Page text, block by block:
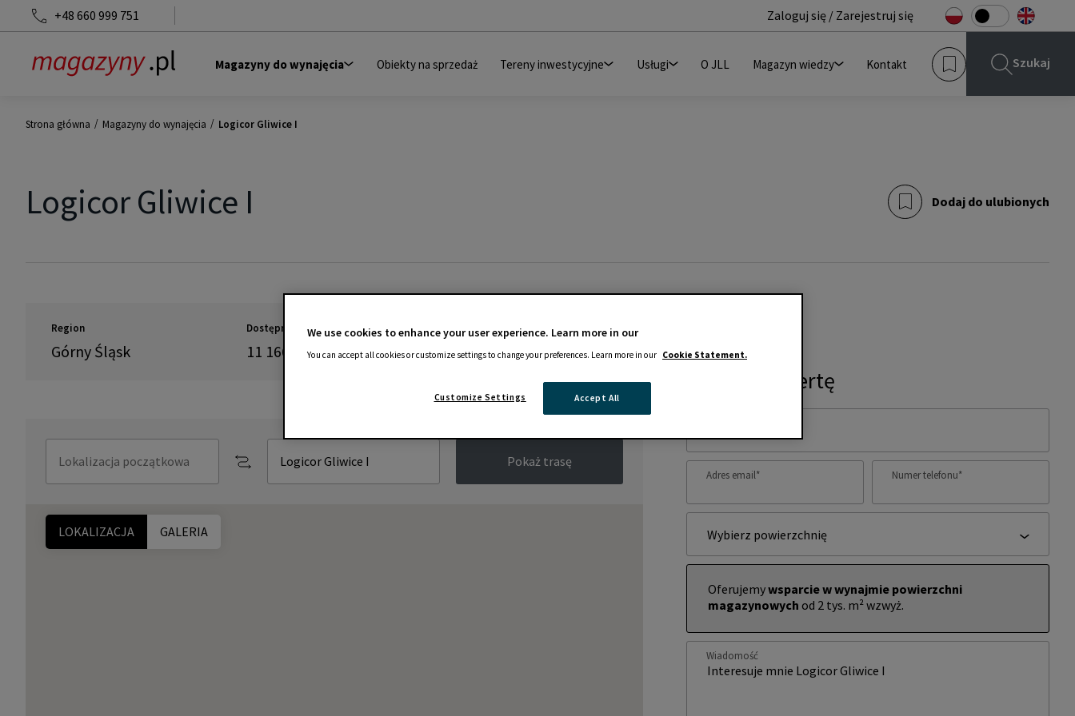
+48 660 999 751 Zaloguj się / Zarejestruj się
Magazyny do wynajęcia Obiekty na sprzedaż Tereny inwestycyjne Usługi O JLL Magazyn wiedzy Kontakt Szukaj
Strona główna / Magazyny do wynajęcia / Logicor Gliwice I
Logicor Gliwice I Dodaj do ulubionych
Region
Górny Śląsk
Dostępność
11 166 2
LOKALIZACJA GALERIA
Pokaż trasę
Zapytaj o ofertę
Adres email* Numer telefonu*
Wybierz powierzchnię
Oferujemywsparcie w wynajmie powierzchni
magazynowych od 2 tys. m² wzwyż.
Wiadomość
We use cookies to enhance your user experience. Learn more in our
You can accept all cookies or customize settings to change your preferences. Learn more in our Cookie Statement.
Accept All
Customize Settings